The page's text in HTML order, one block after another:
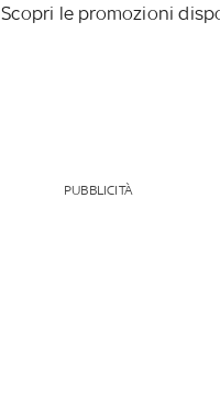
Scopri le promozioni
PUBBLICITÀ